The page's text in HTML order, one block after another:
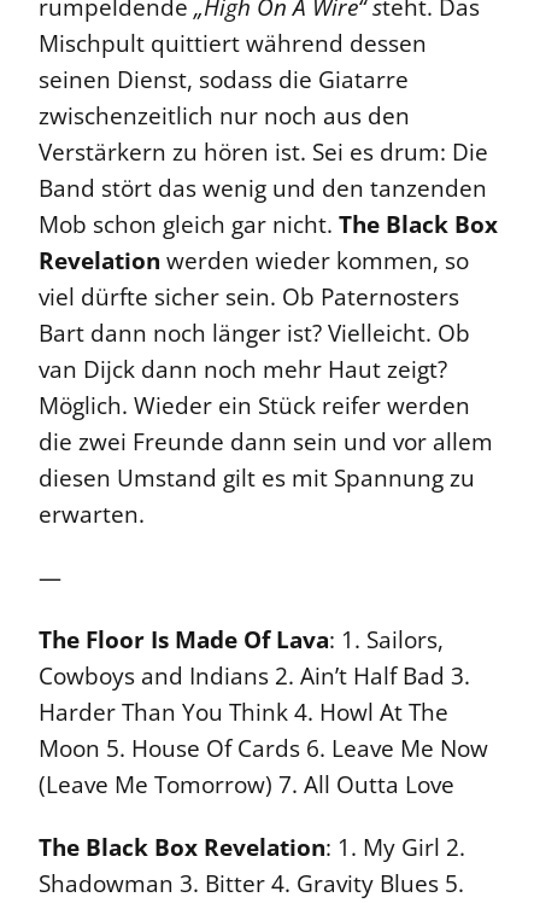
rumpeldende „High On A Wire“ steht. Das
Mischpult quittiert während dessen
seinen Dienst, sodass die Giatarre
zwischenzeitlich nur noch aus den
Verstärkern zu hören ist. Sei es drum: Die
Band stört das wenig und den tanzenden
Mob schon gleich gar nicht. The Black Box
Revelation werden wieder kommen, so
viel dürfte sicher sein. Ob Paternosters
Bart dann noch länger ist? Vielleicht. Ob
van Dijck dann noch mehr Haut zeigt?
Möglich. Wieder ein Stück reifer werden
die zwei Freunde dann sein und vor allem
diesen Umstand gilt es mit Spannung zu
erwarten.
—
The Floor Is Made Of Lava: 1. Sailors,
Cowboys and Indians 2. Ain’t Half Bad 3.
Harder Than You Think 4. Howl At The
Moon 5. House Of Cards 6. Leave Me Now
(Leave Me Tomorrow) 7. All Outta Love
The Black Box Revelation: 1. My Girl 2.
Shadowman 3. Bitter 4. Gravity Blues 5.